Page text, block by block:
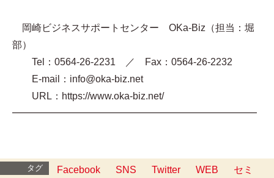
岡崎ビジネスサポートセンター OKa-Biz（担当：堀
部）
Tel：0564-26-2231 ／ Fax：0564-26-2232
E-mail：info@oka-biz.net
URL：https://www.oka-biz.net/
━━━━━━━━━━━━━━━━━━━━━━━━━
タグ Facebook SNS Twitter WEB
セミ